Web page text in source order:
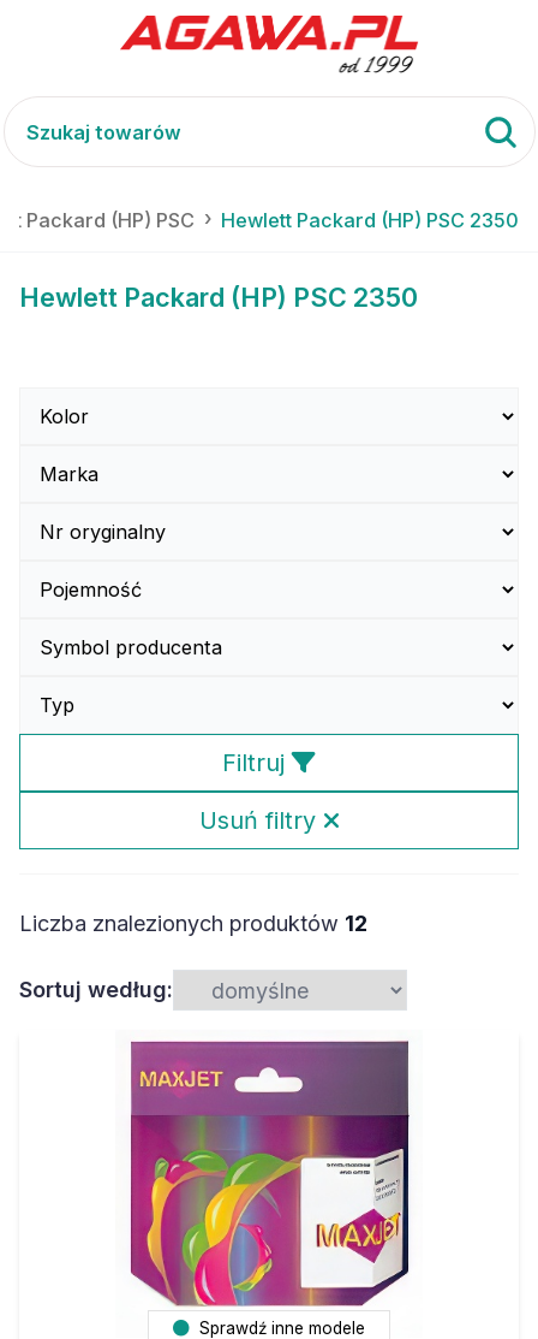
Packard (HP) PSC Hewlett Packard (HP) PSC 2350
Hewlett Packard (HP) PSC 2350
Filtruj
Usuń filtry
Liczba znalezionych produktów 12
Sortuj według:
Sprawdź inne modele